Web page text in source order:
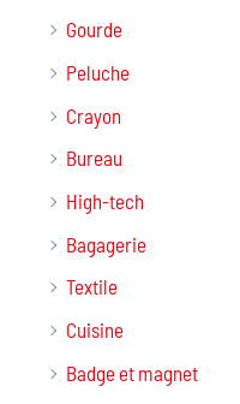
Gourde
Peluche
Crayon
Bureau
High-tech
Bagagerie
Textile
Cuisine
Badge et magnet